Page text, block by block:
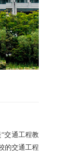
交通工程教
的交通工程